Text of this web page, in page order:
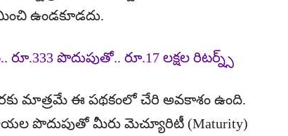
మించి ఉండకూడదు.
పొదుపుతో.. రూ.17 లక్షల రిటర్న్స్
వరకు మాత్రమే ఈ పథకంలో చేరి అవకాశం ఉంది.
పొదుపుతో మీరు మెచ్యూరిటీ (Maturity)